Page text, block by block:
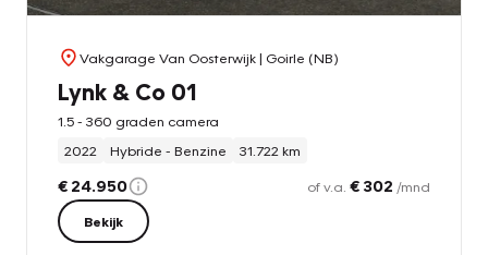
Vakgarage Van Oosterwijk| Goirle (NB)
Lynk & Co 01
1.5 - 360 graden camera
2022
Hybride - Benzine 31.722 km
€ 24.950 of v.a. € 302 /mnd
Bekijk